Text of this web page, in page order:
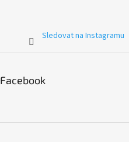
Sledovat na Instagramu
Facebook